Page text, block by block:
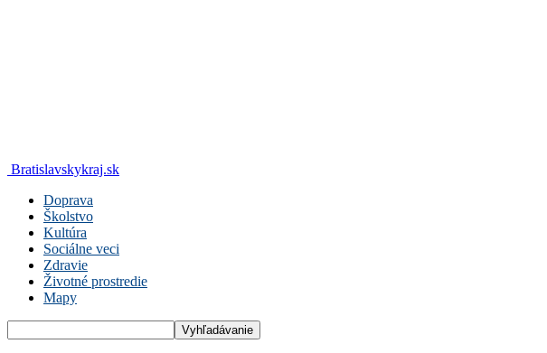
Bratislavskykraj.sk
Doprava
Školstvo
Kultúra
Sociálne veci
Zdravie
Životné prostredie
Mapy